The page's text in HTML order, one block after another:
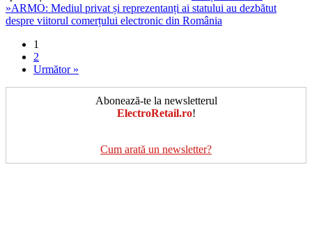
»ARMO: Mediul privat și reprezentanți ai statului au dezbătut
despre viitorul comerțului electronic din România
1
2
Următor »
Abonează-te la newsletterul
ElectroRetail.ro!
Cum arată un newsletter?